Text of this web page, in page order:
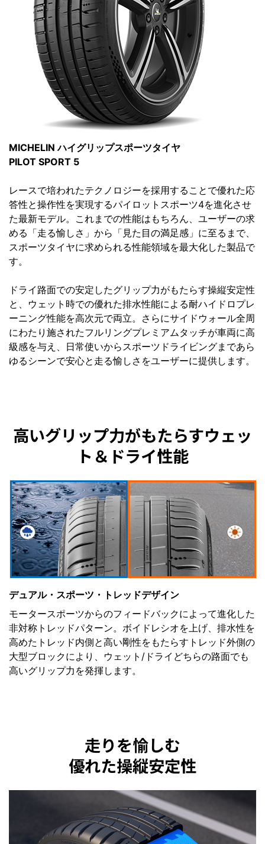
MICHELIN ハイグリップスポーツタイヤ
PILOT SPORT 5
レースで培われたテクノロジーを採用することで優れた応
答性と操作性を実現するパイロットスポーツ4を進化させ
た最新モデル。これまでの性能はもちろん、ユーザーの求
める「走る愉しさ」から「見た目の満足感」に至るまで、
スポーツタイヤに求められる性能領域を最大化した製品で
す。
ドライ路面での安定したグリップ力がもたらす操縦安定性
と、ウェット時での優れた排水性能による耐ハイドロプレ
ーニング性能を高次元で両立。さらにサイドウォール全周
にわたり施されたフルリングプレミアムタッチが車両に高
級感を与え、日常使いからスポーツドライビングまであら
ゆるシーンで安心と走る愉しさをユーザーに提供します。
高いグリップ力がもたらすウェッ
ト＆ドライ性能
デュアル・スポーツ・トレッドデザイン
モータースポーツからのフィードバックによって進化した
非対称トレッドパターン。ボイドレシオを上げ、排水性を
高めたトレッド内側と高い剛性をもたらすトレッド外側の
大型ブロックにより、ウェット/ドライどちらの路面でも
高いグリップ力を発揮します。
走りを愉しむ
優れた操縦安定性